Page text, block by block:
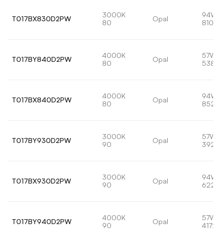
T017BX830D2PW
3000K
80
Opal
94W
T017BY840D2PW
4000K
80
Opal
57W
T017BX840D2PW
4000K
80
Opal
94W
T017BY930D2PW
3000K
90
Opal
57W
T017BX930D2PW
3000K
90
Opal
94W
T017BY940D2PW
4000K
90
Opal
57W